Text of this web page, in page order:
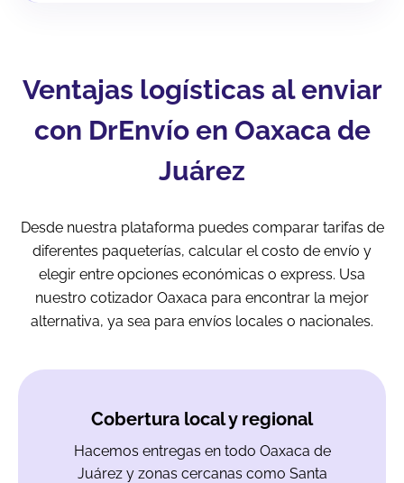
Ventajas logísticas al enviar
con DrEnvío en Oaxaca de
Juárez
Desde nuestra plataforma puedes comparar tarifas de
diferentes paqueterías, calcular el costo de envío y
elegir entre opciones económicas o express. Usa
nuestro cotizador Oaxaca para encontrar la mejor
alternativa, ya sea para envíos locales o nacionales.
Cobertura local y regional
Hacemos entregas en todo Oaxaca de
Juárez y zonas cercanas como Santa